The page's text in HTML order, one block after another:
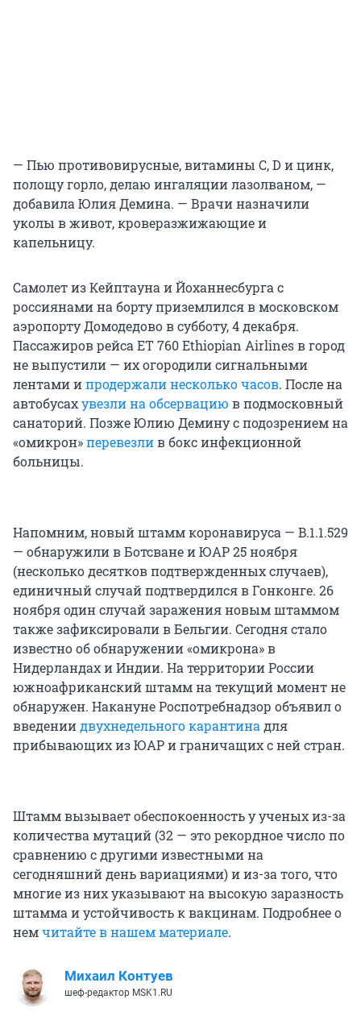
— Пью противовирусные, витамины С, D и цинк,
полощу горло, делаю ингаляции лазолваном, —
добавила Юлия Демина. — Врачи назначили
уколы в живот, кроверазжижающие и
капельницу.
Самолет из Кейптауна и Йоханнесбурга с
россиянами на борту приземлился в московском
аэропорту Домодедово в субботу, 4 декабря.
Пассажиров рейса ET 760 Ethiopian Airlines в город
не выпустили — их огородили сигнальными
лентами ипродержали несколько часов. После на
автобусахувезли на обсервацию в подмосковный
санаторий. Позже Юлию Демину с подозрением на
«омикрон»перевезлив бокс инфекционной
больницы.
Напомним, новый штамм коронавируса — B.1.1.529
— обнаружили в Ботсване и ЮАР 25 ноября
(несколько десятков подтвержденных случаев),
единичный случай подтвердился в Гонконге. 26
ноября один случай заражения новым штаммом
также зафиксировали в Бельгии. Сегодня стало
известно об обнаружении «омикрона» в
Нидерландах и Индии. На территории России
южноафриканский штамм на текущий момент не
обнаружен. Накануне Роспотребнадзор объявил о
введениидвухнедельного карантина для
прибывающих из ЮАР и граничащих с ней стран.
Штамм вызывает обеспокоенность у ученых из-за
количества мутаций (32 — это рекордное число по
сравнению с другими известными на
сегодняшний день вариациями) и из-за того, что
многие из них указывают на высокую заразность
штамма и устойчивость к вакцинам. Подробнее о
немчитайте в нашем материале.
Михаил Контуев
шеф-редактор MSK1.RU